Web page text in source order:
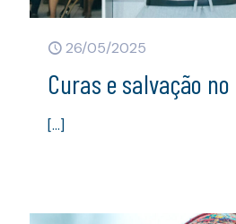
26/05/2025
Curas e salvação
[…]